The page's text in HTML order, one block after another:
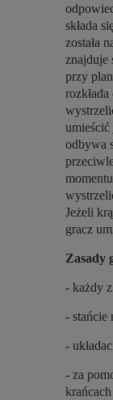
składa
została
znajduje
przy
odbywa
Jeżeli
gracz
Zasady
- każdy
- stańcie
-
- za